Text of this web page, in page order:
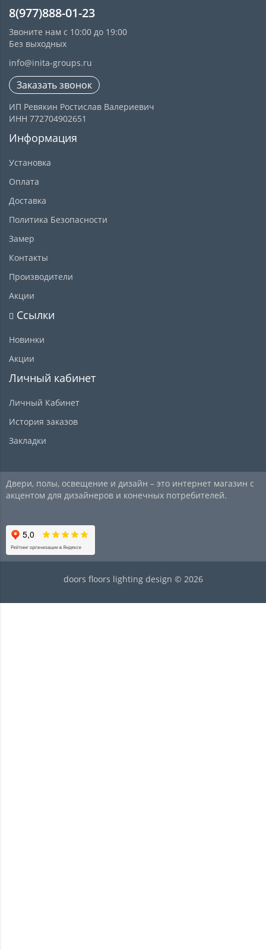
8(977)888-01-23
Звоните нам с 10:00 до 19:00
Без выходных
info@inita-groups.ru
Заказать звонок
ИП Ревякин Ростислав Валериевич
ИНН 772704902651
Информация
Установка
Оплата
Доставка
Политика Безопасности
Замер
Контакты
Производители
Акции
Ссылки
Новинки
Акции
Личный кабинет
Личный Кабинет
История заказов
Закладки
Двери, полы, освещение и дизайн – это интернет магазин с
акцентом для дизайнеров и конечных потребителей.
doors floors lighting design © 2026